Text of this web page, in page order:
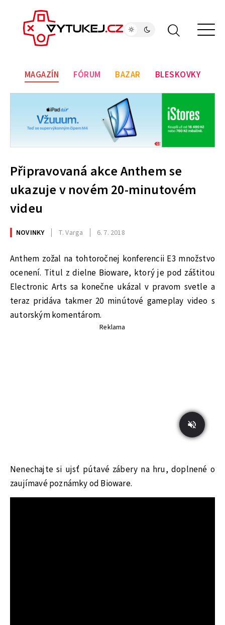
MAGAZÍN FÓRUM BAZAR BLESKOVKY
Připravovaná akce Anthem se
ukazuje v novém 20-minutovém
videu
NOVINKY T. Varga 6. 7. 2018
Anthem zožal na tohtoročnej konferencii E3 množstvo
ocenení. Titul z dielne Bioware, ktorý je pod záštitou
Electronic Arts sa konečne ukázal v pravom svetle a
teraz pridáva takmer 20 minútové gameplay video s
autorským komentárom.
Reklama
Nenechajte si ujsť pútavé zábery na hru, doplnené o
zaujímavé poznámky od Bioware.